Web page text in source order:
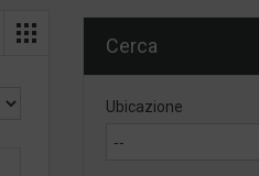
Cerca
Ubicazione
--